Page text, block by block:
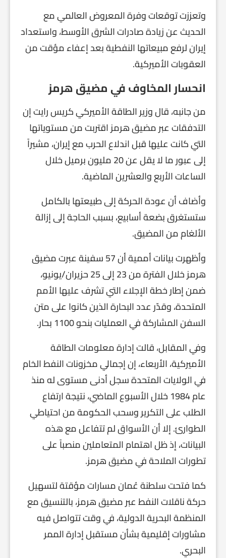
وتعززت توقعات وفرة المعروض العالمي مع
الحديث عن زيادة صادرات الشرق الأوسط، واستعداد
إيران لرفع مبيعاتها النفطية بعد إعفاء مؤقت من
العقوبات الأميركية.
انحسار المخاوف في مضيق هرمز
من جانبه، قال وزير الطاقة الأميركي كريس رايت إن
التدفقات عبر مضيق هرمز اقتربت من مستوياتها
التي كانت عليها قبل اندلاع الحرب مع إيران، مشيراً
إلى عبور ما لا يقل عن 20 مليون برميل خلال
الساعات الأربع والعشرين الماضية.
وأضاف أن عودة الحركة إلى طبيعتها بالكامل
ستستغرق بضعة أسابيع، بسبب الحاجة إلى إزالة
الألغام من المضيق.
وأظهرت بيانات أممية أن 57 سفينة عبرت مضيق
هرمز خلال الفترة من 23 إلى 25 حزيران/يونيو،
ضمن إطار خطة الإجلاء التي تشرف عليها الأمم
المتحدة، وقدّر عدد البحارة الذين كانوا على متن
السفن المشاركة في العمليات بنحو 1100 بحار.
وفي المقابل، قالت إدارة معلومات الطاقة
الأميركية، الأربعاء، إن إجمالي مخزونات النفط الخام
في الولايات المتحدة سجل أدنى مستوى له منذ
عام 1984 خلال الأسبوع الماضي، نتيجة ارتفاع
الطلب على التكرير وسحب الحكومة من احتياطي
الطوارئ. إلا أن الأسواق لم تتفاعل مع هذه
البيانات، إذ ظل اهتمام المتعاملين منصباً على
تطورات الملاحة في مضيق هرمز.
كما فتحت سلطنة عُمان مسارات مؤقتة لتسهيل
حركة ناقلات النفط عبر مضيق هرمز، بالتنسيق مع
المنظمة البحرية الدولية، في وقت تتواصل فيه
مشاورات إقليمية بشأن مستقبل إدارة الممر
البحري.